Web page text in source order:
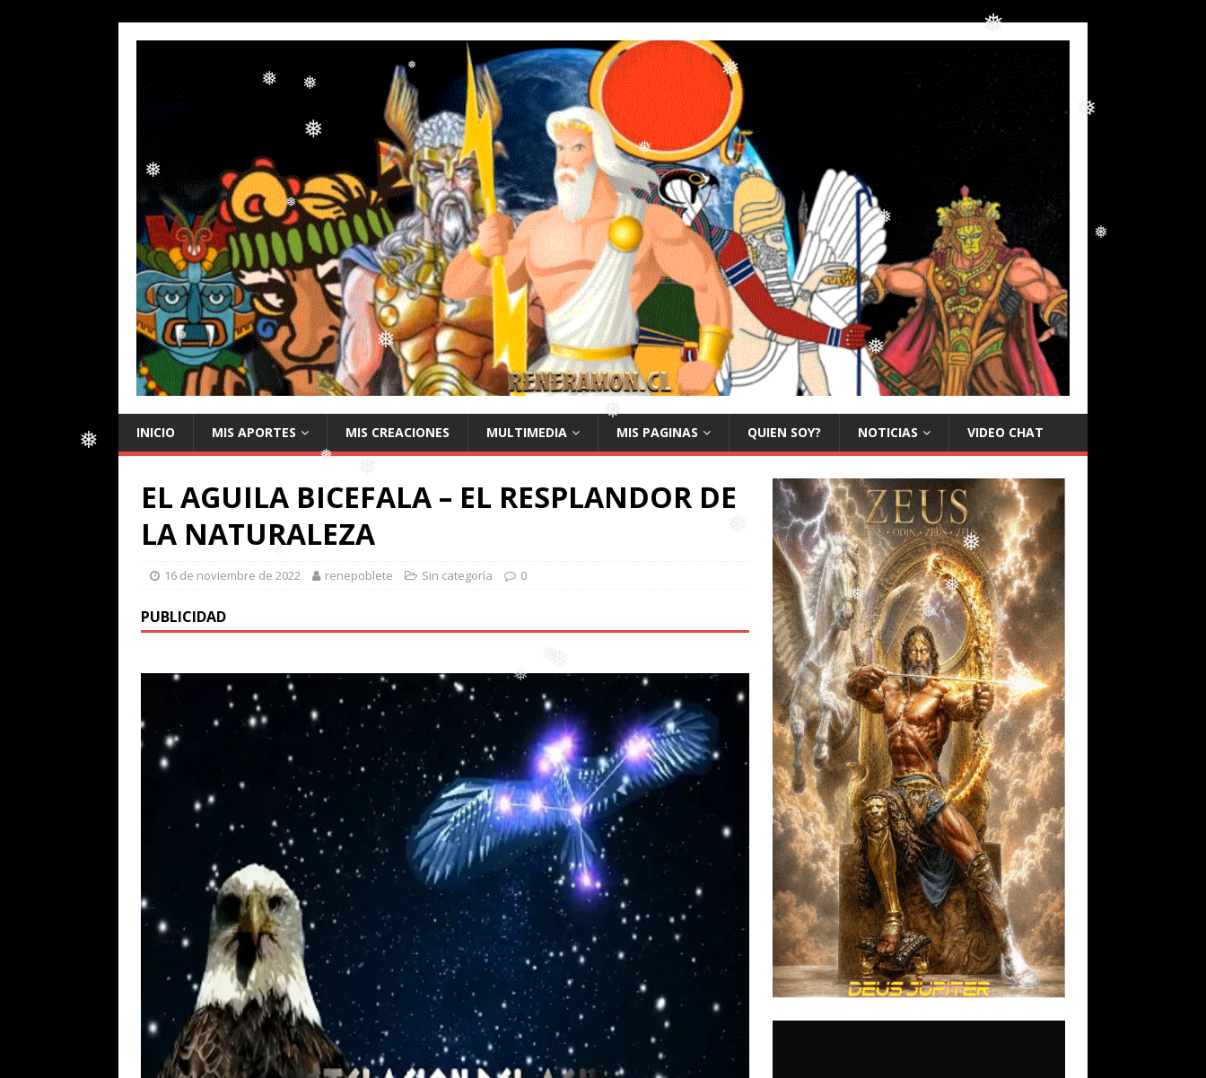
❅
❅
❅
❅
❅
❅
❅
❅
❅
❅
❅
❅
❅
❅
❅
❅
❅
❅ ❅
❅
❅
❅
INICIO MIS APORTES MIS CREACIONES MULTIMEDIA MIS PAGINAS QUIEN SOY? NOTICIAS VIDEO CHAT
EL AGUILA BICEFALA – EL RESPLANDOR DE
LA NATURALEZA
16 de noviembre de 2022 renepoblete Sin categoría 0
PUBLICIDAD